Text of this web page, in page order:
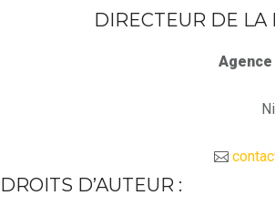
DIRECTEUR DE LA
Agence
DROITS D’AUTEUR :